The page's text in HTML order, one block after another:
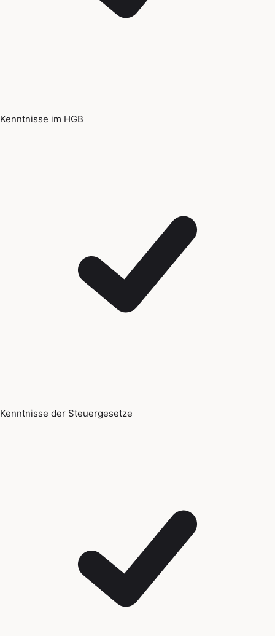
Kenntnisse im HGB
Kenntnisse der Steuergesetze